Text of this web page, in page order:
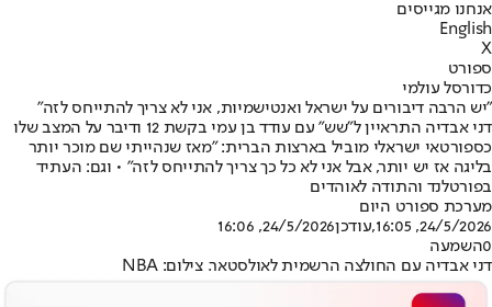
אנחנו מגייסים
English
X
ספורט
כדורסל עולמי
"יש הרבה דיבורים על ישראל ואנטישמיות, אני לא צריך להתייחס לזה"
דני אבדיה התראיין ל"שש" עם עודד בן עמי בקשת 12 ודיבר על המצב שלו
כספורטאי ישראלי מוביל בארצות הברית: "מאז שנהייתי שם מוכר יותר
בליגה אז יש יותר, אבל אני לא כל כך צריך להתייחס לזה" • וגם: העתיד
בפורטלנד והתודה לאוהדים
מערכת ספורט היום
24/5/2026, 16:05
,עודכן24/5/2026, 16:06
0השמעה
דני אבדיה עם החולצה הרשמית לאולסטאר. צילום: NBA